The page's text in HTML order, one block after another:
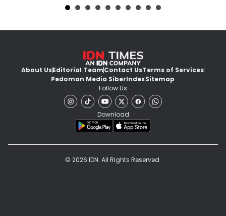
About UsEditorial TeamContact UsTerms of Services
Pedoman Media SiberIndexSitemap
Follow Us
Download
© 2026 IDN. All Rights Reserved.